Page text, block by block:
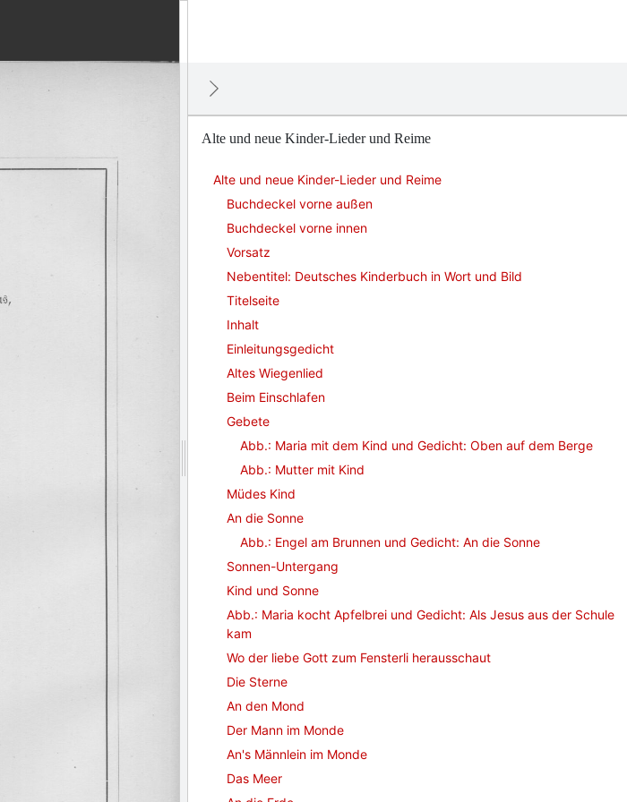
Alte und neue Kinder-Lieder und Reime
Alte und neue Kinder-Lieder und Reime
Buchdeckel vorne außen
Buchdeckel vorne innen
Vorsatz
Nebentitel: Deutsches Kinderbuch in Wort und Bild
Titelseite
Inhalt
Einleitungsgedicht
Altes Wiegenlied
Beim Einschlafen
Gebete
Abb.: Maria mit dem Kind und Gedicht: Oben auf dem Berge
Abb.: Mutter mit Kind
Müdes Kind
An die Sonne
Abb.: Engel am Brunnen und Gedicht: An die Sonne
Sonnen-Untergang
Kind und Sonne
Abb.: Maria kocht Apfelbrei und Gedicht: Als Jesus aus der Schule
kam
Wo der liebe Gott zum Fensterli herausschaut
Die Sterne
An den Mond
Der Mann im Monde
An's Männlein im Monde
Das Meer